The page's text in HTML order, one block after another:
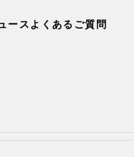
ース よくあるご質問